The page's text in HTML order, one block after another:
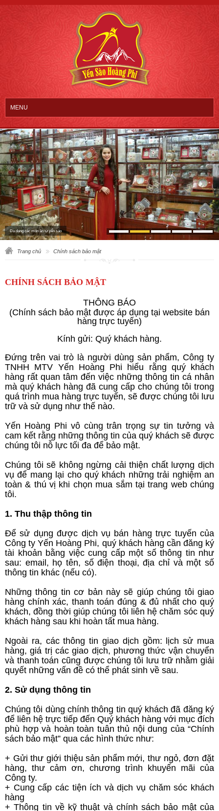
Đa dạng các món ăn từ yến sào
Trang chủ Chính sách bảo mật
CHÍNH SÁCH BẢO MẬT
THÔNG BÁO
(Chính sách bảo mật được áp dụng tại website bán
hàng trực tuyến)
Kính gửi: Quý khách hàng.
Đứng trên vai trò là người dùng sản phẩm, Công ty
TNHH MTV Yến Hoàng Phi hiểu rằng quý khách
hàng rất quan tâm đến việc những thông tin cá nhân
mà quý khách hàng đã cung cấp cho chúng tôi trong
quá trình mua hàng trực tuyến, sẽ được chúng tôi lưu
trữ và sử dụng như thế nào.
Yến Hoàng Phi vô cùng trân trọng sự tin tưởng và
cam kết rằng những thông tin của quý khách sẽ được
chúng tôi nỗ lực tối đa để bảo mật.
Chúng tôi sẽ không ngừng cải thiện chất lượng dịch
vụ để mang lại cho quý khách những trải nghiệm an
toàn & thú vị khi chọn mua sắm tại trang web chúng
tôi.
1. Thu thập thông tin
Để sử dụng được dịch vụ bán hàng trực tuyến của
Công ty Yến Hoàng Phi, quý khách hàng cần đăng ký
tài khoản bằng việc cung cấp một số thông tin như
sau: email, họ tên, số điện thoại, địa chỉ và một số
thông tin khác (nếu có).
Những thông tin cơ bản này sẽ giúp chúng tôi giao
hàng chính xác, thanh toán đúng & đủ nhất cho quý
khách, đồng thời giúp chúng tôi liên hệ chăm sóc quý
khách hàng sau khi hoàn tất mua hàng.
Ngoài ra, các thông tin giao dịch gồm: lịch sử mua
hàng, giá trị các giao dịch, phương thức vận chuyển
và thanh toán cũng được chúng tôi lưu trữ nhằm giải
quyết những vấn đề có thể phát sinh về sau.
2. Sử dụng thông tin
Chúng tôi dùng chính thông tin quý khách đã đăng ký
để liên hệ trực tiếp đến Quý khách hàng với mục đích
phù hợp và hoàn toàn tuân thủ nội dung của “Chính
sách bảo mật” qua các hình thức như:
+ Gửi thư giới thiệu sản phẩm mới, thư ngỏ, đơn đặt
hàng, thư cảm ơn, chương trình khuyến mãi của
Công ty.
+ Cung cấp các tiện ích và dịch vụ chăm sóc khách
hàng
+ Thông tin về kỹ thuật và chính sách bảo mật của